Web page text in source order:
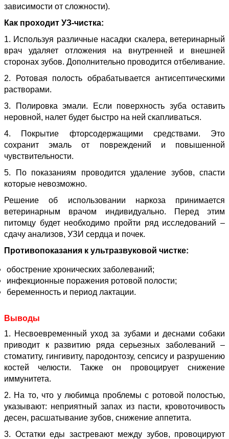
зависимости от сложности).
Как проходит УЗ-чистка:
1. Используя различные насадки скалера, ветеринарный
врач удаляет отложения на внутренней и внешней
сторонах зубов. Дополнительно проводится отбеливание.
2. Ротовая полость обрабатывается антисептическими
растворами.
3. Полировка эмали. Если поверхность зуба оставить
неровной, налет будет быстро на ней скапливаться.
4. Покрытие фторсодержащими средствами. Это
сохранит эмаль от повреждений и повышенной
чувствительности.
5. По показаниям проводится удаление зубов, спасти
которые невозможно.
Решение об использовании наркоза принимается
ветеринарным врачом индивидуально. Перед этим
питомцу будет необходимо пройти ряд исследований –
сдачу анализов, УЗИ сердца и почек.
Противопоказания к ультразвуковой чистке:
обострение хронических заболеваний;
инфекционные поражения ротовой полости;
беременность и период лактации.
Выводы
1. Несвоевременный уход за зубами и деснами собаки
приводит к развитию ряда серьезных заболеваний –
стоматиту, гингивиту, пародонтозу, сепсису и разрушению
костей челюсти. Также он провоцирует снижение
иммунитета.
2. На то, что у любимца проблемы с ротовой полостью,
указывают: неприятный запах из пасти, кровоточивость
десен, расшатывание зубов, снижение аппетита.
3. Остатки еды застревают между зубов, провоцируют